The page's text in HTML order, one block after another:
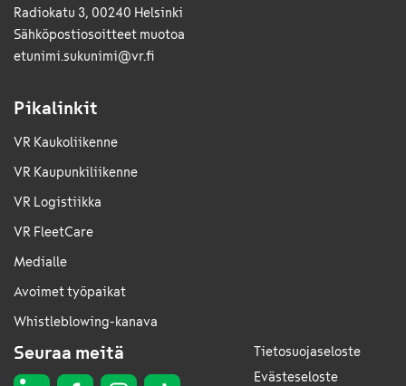
Radiokatu 3, 00240 Helsinki
Sähkö­posti­osoitteet muotoa
etunimi.sukunimi@vr.fi
Pikalinkit
VR Kaukoliikenne
VR Kaupunkiliikenne
VR Logistiikka
VR FleetCare
Medialle
Avoimet työpaikat
Whistleblowing-kanava
Seuraa meitä
Tietosuojaseloste
Evästeseloste